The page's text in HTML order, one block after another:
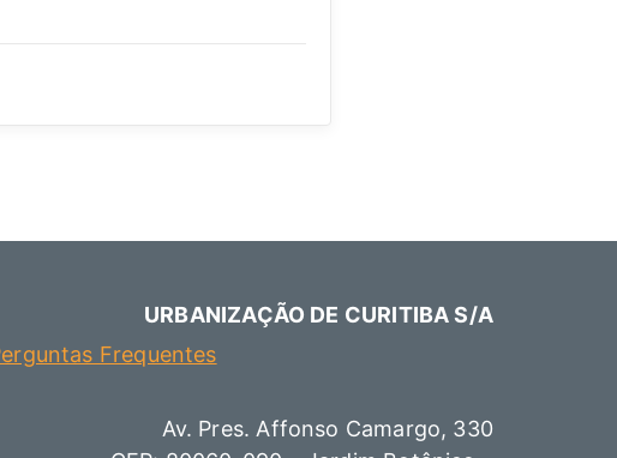
URBANIZAÇÃO DE CURITIBA S/A
Frequentes
Av. Pres. Affonso Camargo, 330